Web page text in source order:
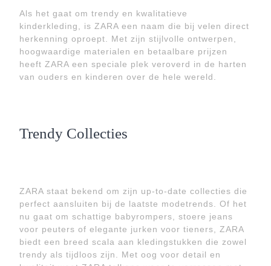
Als het gaat om trendy en kwalitatieve
kinderkleding, is ZARA een naam die bij velen direct
herkenning oproept. Met zijn stijlvolle ontwerpen,
hoogwaardige materialen en betaalbare prijzen
heeft ZARA een speciale plek veroverd in de harten
van ouders en kinderen over de hele wereld.
Trendy Collecties
ZARA staat bekend om zijn up-to-date collecties die
perfect aansluiten bij de laatste modetrends. Of het
nu gaat om schattige babyrompers, stoere jeans
voor peuters of elegante jurken voor tieners, ZARA
biedt een breed scala aan kledingstukken die zowel
trendy als tijdloos zijn. Met oog voor detail en